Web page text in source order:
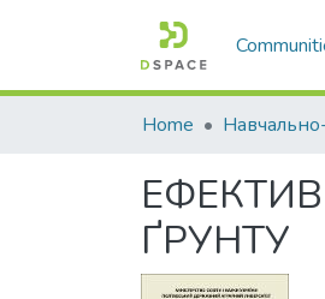
Home
ҐРУНТУ